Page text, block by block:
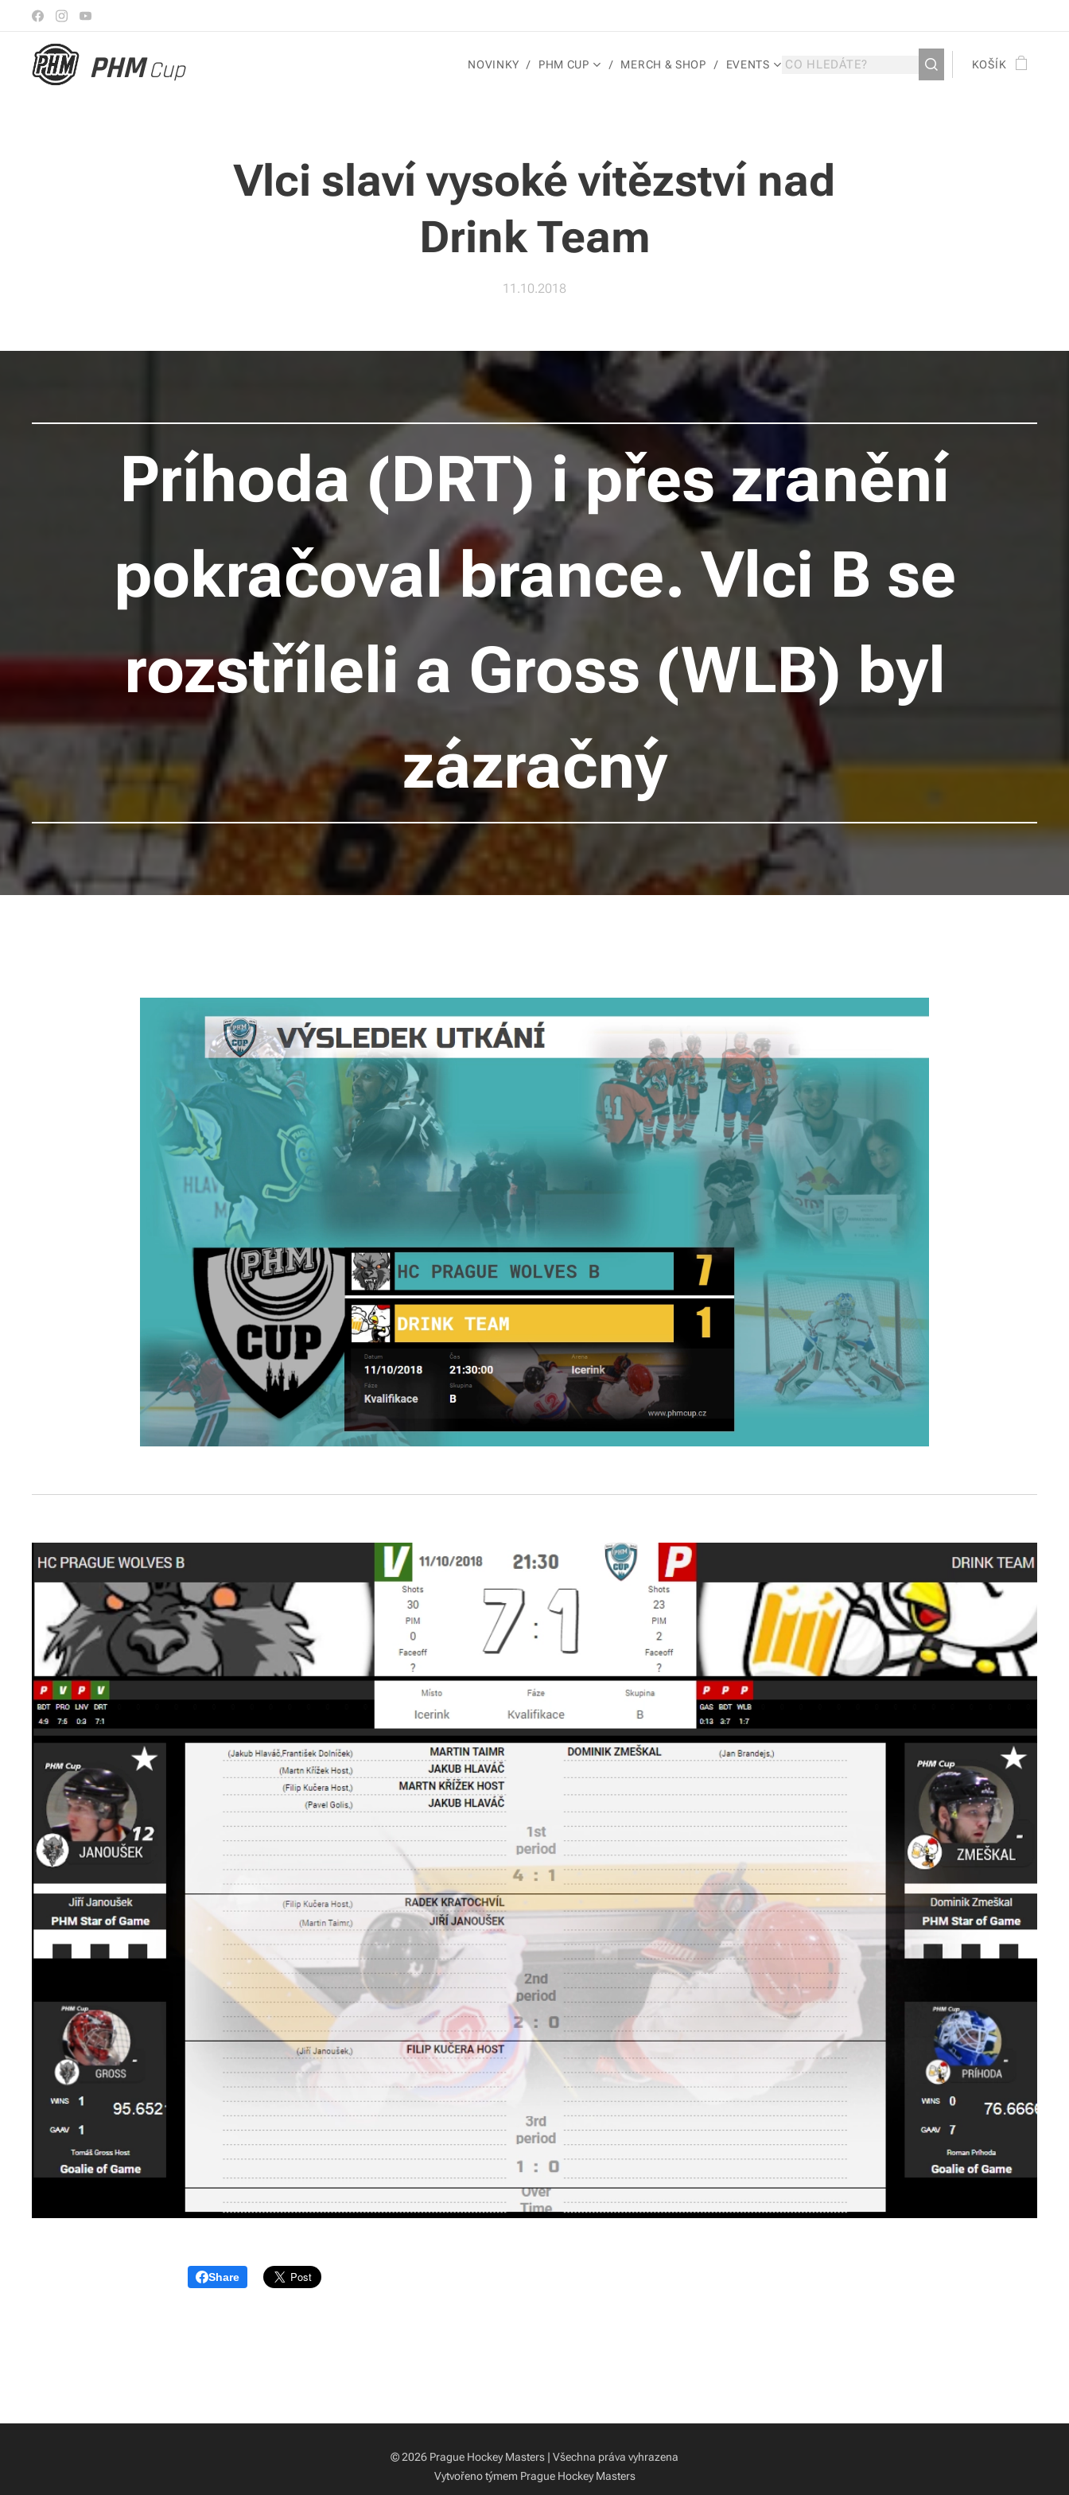
PHM Cup NOVINKY PHM CUP MERCH & SHOP EVENTS KOŠÍK
Vlci slaví vysoké vítězství nad
Drink Team
11.10.2018
Príhoda (DRT) i přes zranění
pokračoval brance. Vlci B se
rozstříleli a Gross (WLB) byl
zázračný
Share
© 2026 Prague Hockey Masters | Všechna práva vyhrazena
Vytvořeno týmem Prague Hockey Masters